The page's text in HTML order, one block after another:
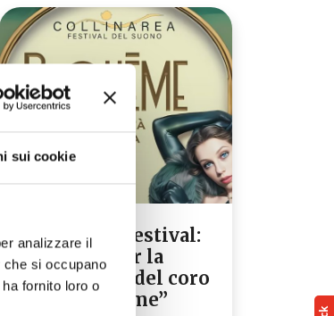
sui cookie
analizzare il
si occupano
fornito loro o
Collinarea Festival:
chiamata per la
formazione del coro
de “La Bohème”